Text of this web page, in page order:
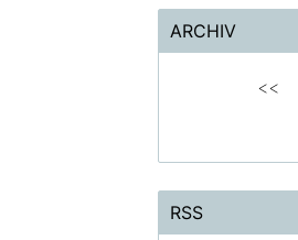
ARCHIV
<<
RSS